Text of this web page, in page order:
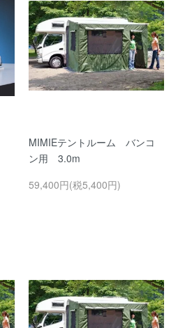
MIMIEテントルーム バンコ
ン用 3.0m
59,400円(税5,400円)